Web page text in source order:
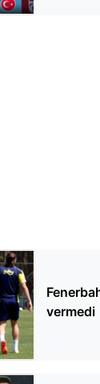
vermedi